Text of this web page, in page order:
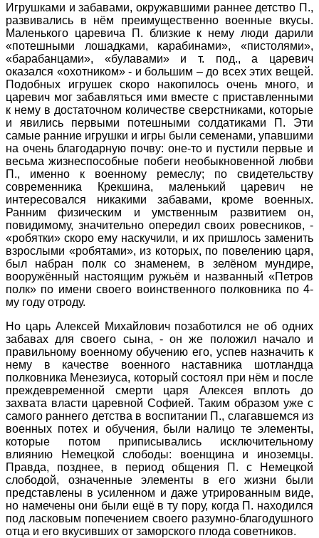
Игрушками и забавами, окружавшими раннее детство П.,
развивались в нём преимущественно военные вкусы.
Маленького царевича П. близкие к нему люди дарили
«потешными лошадками, карабинами», «пистолями»,
«барабанцами», «булавами» и т. под., а царевич
оказался «охотником» - и большим – до всех этих вещей.
Подобных игрушек скоро накопилось очень много, и
царевич мог забавляться ими вместе с приставленными
к нему в достаточном количестве сверстниками, которые
и явились первыми потешными солдатиками П. Эти
самые ранние игрушки и игры были семенами, упавшими
на очень благодарную почву: оне-то и пустили первые и
весьма жизнеспособные побеги необыкновенной любви
П., именно к военному ремеслу; по свидетельству
современника Крекшина, маленький царевич не
интересовался никакими забавами, кроме военных.
Ранним физическим и умственным развитием он,
повидимому, значительно опередил своих ровесников, -
«робятки» скоро ему наскучили, и их пришлось заменить
взрослыми «робятами», из которых, по повелению царя,
был набран полк со знаменем, в зелёном мундире,
вооружённый настоящим ружьём и названный «Петров
полк» по имени своего воинственного полковника по 4-
му году отроду.
Но царь Алексей Михайлович позаботился не об одних
забавах для своего сына, - он же положил начало и
правильному военному обучению его, успев назначить к
нему в качестве военного наставника шотландца
полковника Менезиуса, который состоял при нём и после
преждевременной смерти царя Алексея вплоть до
захвата власти царевной Софией. Таким образом уже с
самого раннего детства в воспитании П., слагавшемся из
военных потех и обучения, были налицо те элементы,
которые потом приписывались исключительному
влиянию Немецкой слободы: военщина и иноземцы.
Правда, позднее, в период общения П. с Немецкой
слободой, означенные элементы в его жизни были
представлены в усиленном и даже утрированным виде,
но намечены они были ещё в ту пору, когда П. находился
под ласковым попечением своего разумно-благодушного
отца и его вкусивших от заморского плода советников.